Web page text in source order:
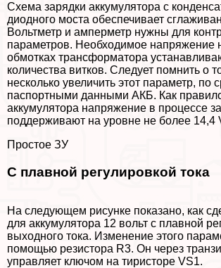
Схема зарядки аккумулятора с
диодного моста обеспечивает
Вольтметр и амперметр нужны для
параметров. Необходимое напряжение
обмотках трaнcформатора
количества витков. Следует помнить о
несколько увеличить этот параметр, по
паспортными данными АКБ. Как
аккумулятора напряжение в процессе
поддерживают на уровне не более 14,4
Простое ЗУ
С плавной регулировкой тока
На следующем рисунке показано, как
для аккумулятора 12 вольт с плавной
выходного тока. Изменение этого
помощью резистора R3. Он через
управляет ключом на тиристоре VS1.